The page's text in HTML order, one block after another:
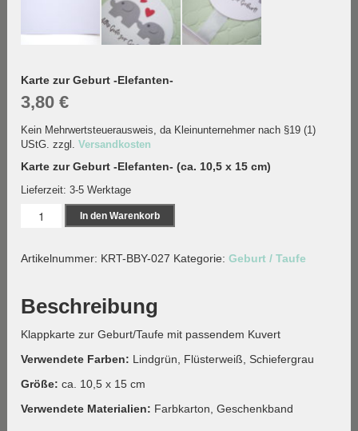
Karte zur Geburt -Elefanten-
3,80€
Kein Mehrwertsteuerausweis, da Kleinunternehmer nach §19 (1)
UStG. zzgl.Versandkosten
Karte zur Geburt -Elefanten- (ca. 10,5 x 15 cm)
Lieferzeit:3-5 Werktage
Karte
-
In den Warenkorb
Artikelnummer: KRT-BBY-027 Kategorie:Geburt / Taufe
Beschreibung
Klappkarte zur Geburt/Taufe mit passendem Kuvert
Verwendete Farben: Lindgrün, Flüsterweiß, Schiefergrau
Größe: ca. 10,5 x 15 cm
Verwendete Materialien: Farbkarton, Geschenkband